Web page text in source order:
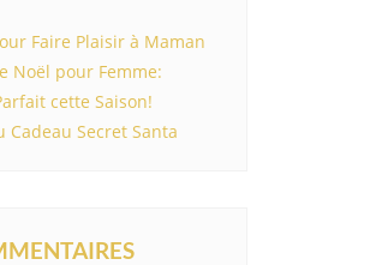
Faire Plaisir à Maman
Noël pour Femme:
cette Saison!
Secret Santa